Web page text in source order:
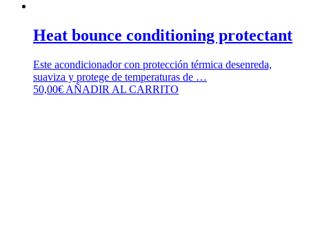
Heat bounce conditioning protectant
Este acondicionador con protección térmica desenreda,
suaviza y protege de temperaturas de …
50,00€ AÑADIR AL CARRITO